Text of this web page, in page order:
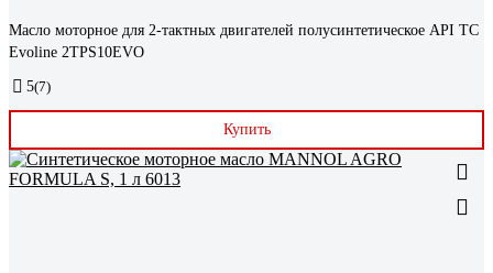
Масло моторное для 2-тактных двигателей полусинтетическое API TC
Evoline 2TPS10EVO
5(7)
Купить